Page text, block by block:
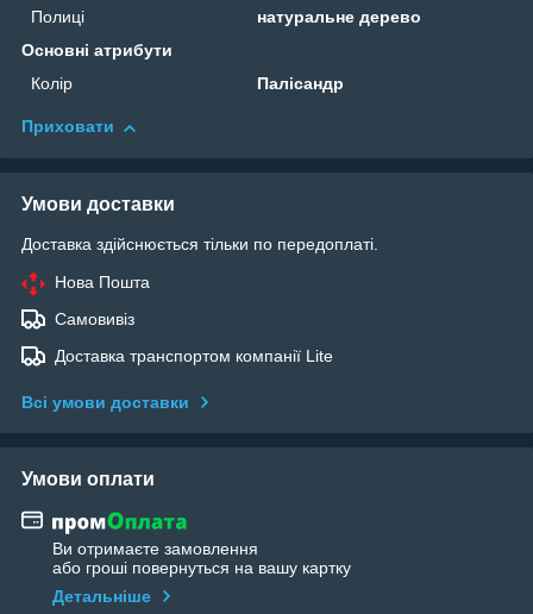
Полиці
натуральне дерево
Основні атрибути
Колір
Палісандр
Приховати
Умови доставки
Доставка здійснюється тільки по передоплаті.
Нова Пошта
Самовивіз
Доставка транспортом компанії Lite
Всі умови доставки
Умови оплати
Ви отримаєте замовлення
або гроші повернуться на вашу картку
Детальніше